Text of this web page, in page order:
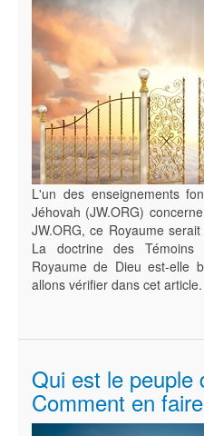
L'un des enseignements
Jéhovah (JW.ORG)
JW.ORG, ce Royaume
La doctrine des
Royaume de Dieu est-elle
allons vérifier dans cet article.
Qui est le peuple
Comment en